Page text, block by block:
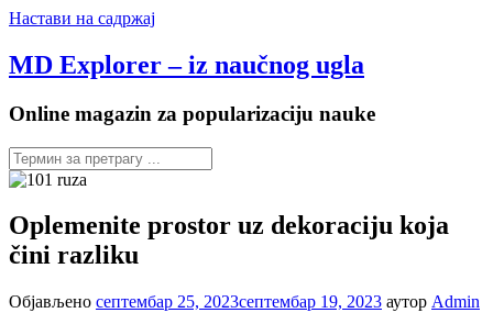
Настави на садржај
MD Explorer – iz naučnog ugla
Online magazin za popularizaciju nauke
Oplemenite prostor uz dekoraciju koja
čini razliku
Објављено септембар 25, 2023септембар 19, 2023 аутор Admin